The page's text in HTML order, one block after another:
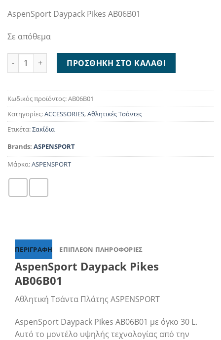
40,00 €.είναι:
24,95 €.
AspenSport Daypack Pikes AB06B01
Σε απόθεμα
AspenSport Daypack Pikes AB06B01 ποσότητα
ΠΡΟΣΘΉΚΗ ΣΤΟ ΚΑΛΆΘΙ
Κωδικός προϊόντος:AB06B01
Κατηγορίες:ACCESSORIES,Αθλητικές Τσάντες
Ετικέτα:Σακίδια
Brands: ASPENSPORT
Μάρκα:ASPENSPORT
ΠΕΡΙΓΡΑΦΉ ΕΠΙΠΛΈΟΝ ΠΛΗΡΟΦΟΡΊΕΣ
AspenSport Daypack Pikes
AB06B01
Αθλητική Τσάντα Πλάτης ASPENSPORT
AspenSport Daypack Pikes AB06B01 με όγκο 30 L.
Αυτό το μοντέλο υψηλής τεχνολογίας από την